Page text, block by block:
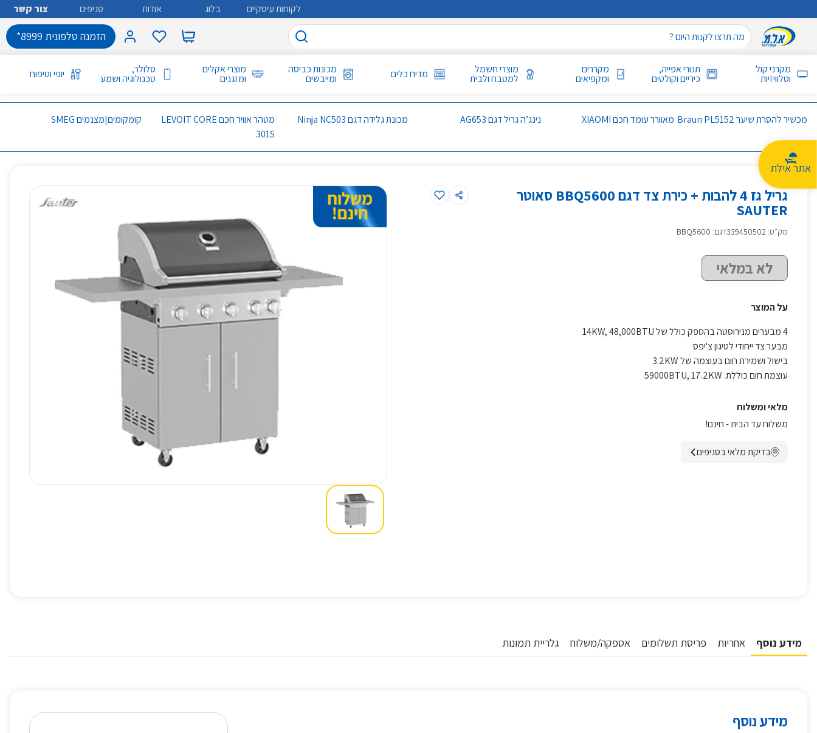
אתר אילת
לקוחות עיסקיים בלוג אודות סניפים צור קשר
הזמנה טלפונית 8999*
מקרני קול
וטלוויזיות
תנורי אפייה,
כיריים וקולטים
מקררים
ומקפיאים
מוצרי חשמל
למטבח ולבית מדיח כלים מכונות כביסה
ומייבשים
מוצרי אקלים
ומזגנים
סלולר,
טכנולוגיה ושמע יופי וטיפוח
מכשיר להסרת שיער Braun PL5152 מאוורר עומד חכם XIAOMI נינג’ה גריל דגם AG653 מכונת גלידה דגם Ninja NC503
מטהר אוויר חכם LEVOIT CORE
301S
קומקומים|מצנמים SMEG
גריל גז 4 להבות + כירת צד דגם BBQ5600 סאוטר
SAUTER
מק״ט:
339450502דגם: BBQ5600
לא במלאי
על המוצר
4 מבערים מנירוסטה בהספק כולל של 14KW, 48,000BTU
מבער צד ייחודי לטיגון צ'יפס
בישול ושמירת חום בעוצמה של 3.2KW
עוצמת חום כוללת: 59000BTU, 17.2KW
מלאי ומשלוח
משלוח עד הבית - חינם!
בדיקת מלאי בסניפים
מידע נוסף אחריות פריסת תשלומים אספקה/משלוח גלריית תמונות
מידע נוסף